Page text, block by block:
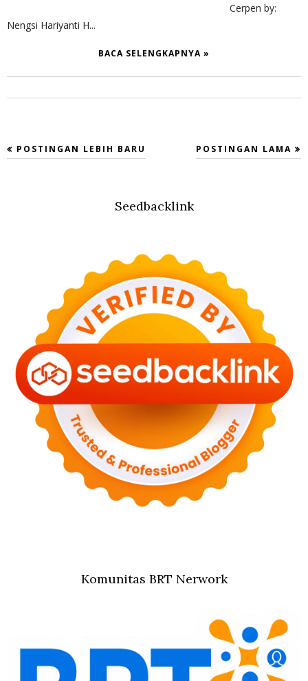
Cerpen by:
Nengsi Hariyanti H...
BACA SELENGKAPNYA »
POSTINGAN LEBIH BARU POSTINGAN LAMA
Seedbacklink
Komunitas BRT Nerwork